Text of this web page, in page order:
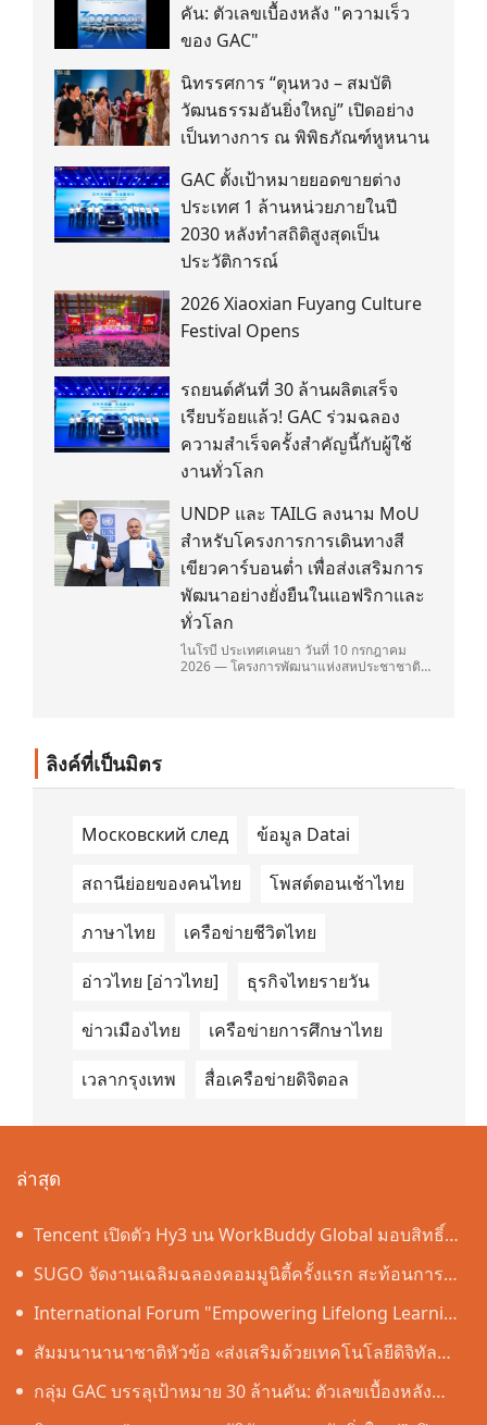
คัน: ตัวเลขเบื้องหลัง "ความเร็ว
ของ GAC"
นิทรรศการ “ตุนหวง – สมบัติ
วัฒนธรรมอันยิ่งใหญ่” เปิดอย่าง
เป็นทางการ ณ พิพิธภัณฑ์หูหนาน
GAC ตั้งเป้าหมายยอดขายต่าง
ประเทศ 1 ล้านหน่วยภายในปี
2030 หลังทำสถิติสูงสุดเป็น
ประวัติการณ์
2026 Xiaoxian Fuyang Culture
Festival Opens
รถยนต์คันที่ 30 ล้านผลิตเสร็จ
เรียบร้อยแล้ว! GAC ร่วมฉลอง
ความสำเร็จครั้งสำคัญนี้กับผู้ใช้
งานทั่วโลก
UNDP และ TAILG ลงนาม MoU
สำหรับโครงการการเดินทางสี
เขียวคาร์บอนต่ำ เพื่อส่งเสริมการ
พัฒนาอย่างยั่งยืนในแอฟริกาและ
ทั่วโลก
ไนโรบี ประเทศเคนยา วันที่ 10 กรกฎาคม
2026 — โครงการพัฒนาแห่งสหประชาชาติ
ลิงค์ที่เป็นมิตร
Московский след ข้อมูล Datai
สถานีย่อยของคนไทย โพสต์ตอนเช้าไทย
ภาษาไทย เครือข่ายชีวิตไทย
อ่าวไทย [อ่าวไทย] ธุรกิจไทยรายวัน
ข่าวเมืองไทย เครือข่ายการศึกษาไทย
เวลากรุงเทพ สื่อเครือข่ายดิจิตอล
ล่าสุด
Tencent เปิดตัว Hy3 บน WorkBuddy Global มอบสิทธิ์
เข้าใช้งาน AI Agentic Workspace ฟรีตลอดเดือนสิงหาคม
SUGO จัดงานเฉลิมฉลองคอมมูนิตี้ครั้งแรก สะท้อนการ
เติบโตอย่างต่อเนื่องในประเทศไทย
International Forum "Empowering Lifelong Learning
Through Digital Intelligence – Building a New
Ecosystem for Human Lifelong Learning" Convenes
สัมมนานานาชาติหัวข้อ «ส่งเสริมด้วยเทคโนโลยีดิจิทัล
อัจฉริยะ เรียนรู้ตลอดชีวิต – สร้างระบบนิเวศใหม่แห่งการ
กลุ่ม GAC บรรลุเป้าหมาย 30 ล้านคัน: ตัวเลขเบื้องหลัง